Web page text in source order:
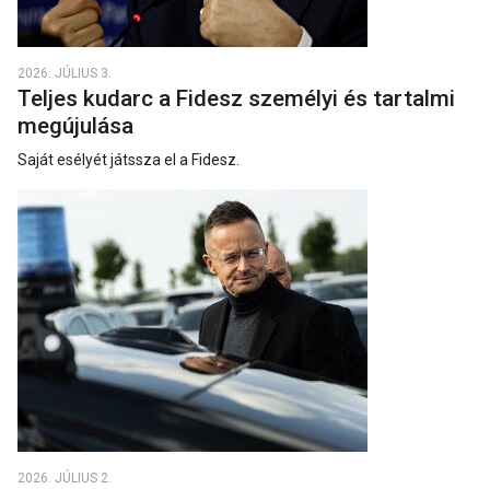
2026. JÚLIUS 3.
Teljes kudarc a Fidesz személyi és tartalmi
megújulása
Saját esélyét játssza el a Fidesz.
2026. JÚLIUS 2.